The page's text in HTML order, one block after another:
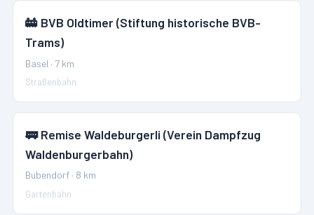
🚋 BVB Oldtimer (Stiftung historische BVB-
Trams)
Basel · 7 km
Straßenbahn
🚃 Remise Waldeburgerli (Verein Dampfzug
Waldenburgerbahn)
Bubendorf · 8 km
Gartenbahn